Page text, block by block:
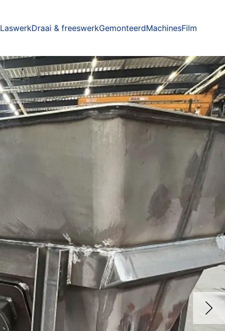
LaswerkDraai & freeswerkGemonteerdMachinesFilm